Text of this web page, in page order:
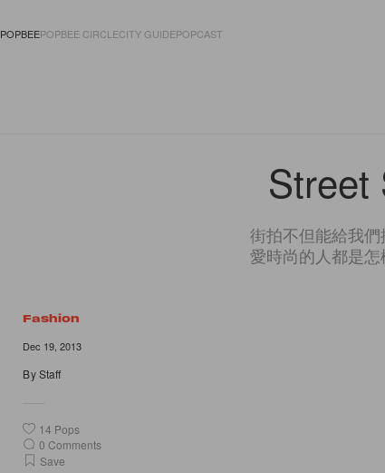
POPBEEPOPBEE CIRCLECITY GUIDEPOPCAST
Street
街拍不但能給我
愛時尚的人都是
Fashion
Dec 19, 2013
ByStaff
14 Pops
0 Comments
Save